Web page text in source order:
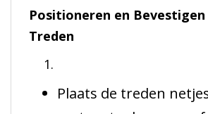
Positioneren en Bevestigen
Treden
Plaats de treden